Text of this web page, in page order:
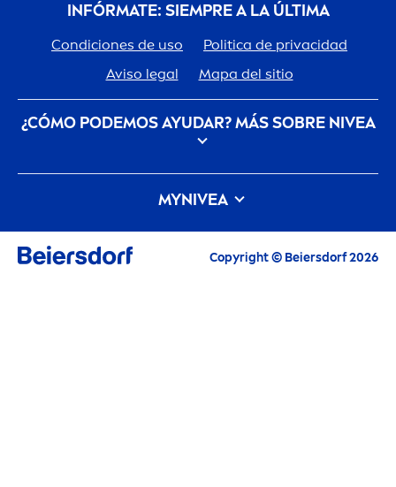
INFÓRMATE: SIEMPRE A LA ÚLTIMA
Condiciones de uso
Politica de privacidad
Aviso legal
Mapa del sitio
¿CÓMO PODEMOS AYUDAR? MÁS SOBRE NIVEA
Descubre la Historia de tu marca de confianza
Trabajar en Beiersdorf
Cómo cuidaNIVEAel planeta Contacto
MYNIVEA
Las últimas novedades, consejos para cuidarte,
inspiración y ofertas
Copyright © Beiersdorf 2026